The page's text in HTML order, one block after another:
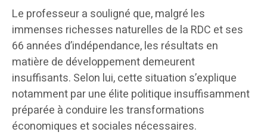
Le professeur a souligné que, malgré les
immenses richesses naturelles de la RDC et ses
66 années d’indépendance, les résultats en
matière de développement demeurent
insuffisants. Selon lui, cette situation s’explique
notamment par une élite politique insuffisamment
préparée à conduire les transformations
économiques et sociales nécessaires.